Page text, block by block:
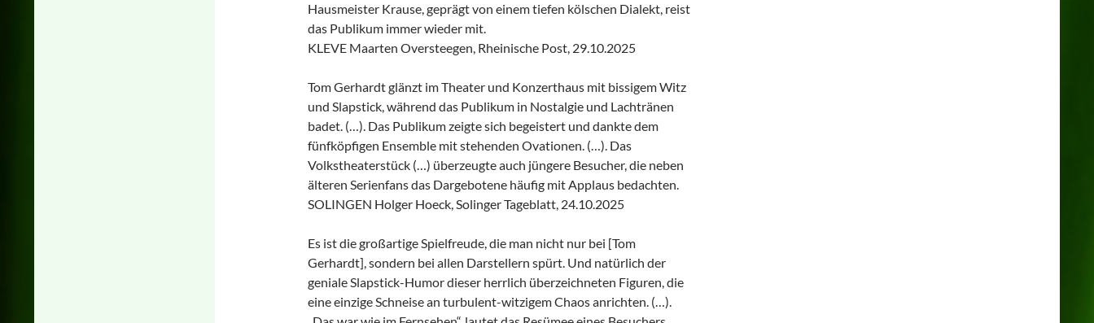
Hausmeister Krause, geprägt von einem tiefen kölschen Dialekt, reist
das Publikum immer wieder mit.
KLEVE Maarten Oversteegen, Rheinische Post, 29.10.2025
Tom Gerhardt glänzt im Theater und Konzerthaus mit bissigem Witz
und Slapstick, während das Publikum in Nostalgie und Lachtränen
badet. (…). Das Publikum zeigte sich begeistert und dankte dem
fünfköpfigen Ensemble mit stehenden Ovationen. (…). Das
Volkstheaterstück (…) überzeugte auch jüngere Besucher, die neben
älteren Serienfans das Dargebotene häufig mit Applaus bedachten.
SOLINGEN Holger Hoeck, Solinger Tageblatt, 24.10.2025
Es ist die großartige Spielfreude, die man nicht nur bei [Tom
Gerhardt], sondern bei allen Darstellern spürt. Und natürlich der
geniale Slapstick-Humor dieser herrlich überzeichneten Figuren, die
eine einzige Schneise an turbulent-witzigem Chaos anrichten. (…).